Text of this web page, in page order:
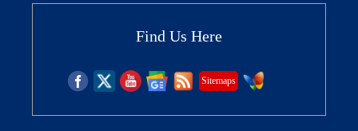
Find Us Here
Sitemaps